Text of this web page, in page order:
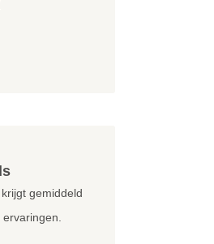
gemiddeld
ervaringen.